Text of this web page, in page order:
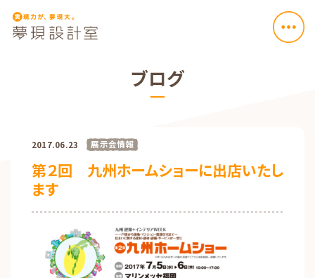
ブログ
2017.06.23 展示会情報
第２回 九州ホームショーに出店いたし
ます